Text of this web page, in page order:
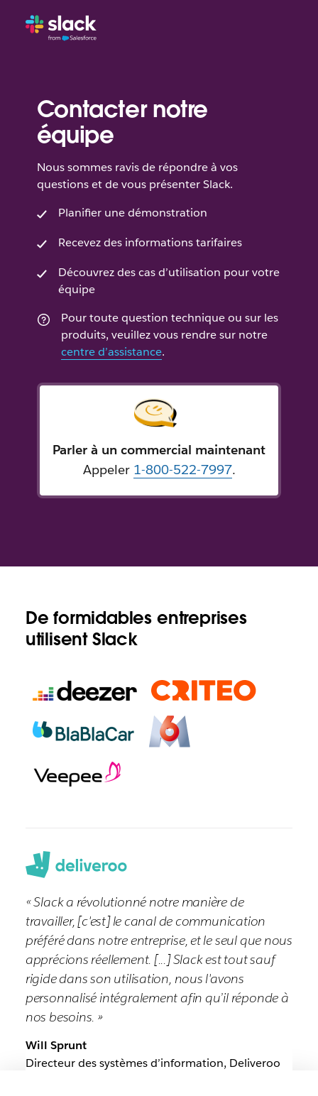
Contacter notre
équipe
Nous sommes ravis de répondre à vos
questions et de vous présenter Slack.
Planifier une démonstration
Recevez des informations tarifaires
Découvrez des cas d’utilisation pour votre
équipe
Pour toute question technique ou sur les
produits, veuillez vous rendre sur notre
centre d’assistance.
Parler à un commercial maintenant
Appeler 1-800-522-7997.
De formidables entreprises
utilisent Slack
« Slack a révolutionné notre manière de
travailler, [c'est] le canal de communication
préféré dans notre entreprise, et le seul que nous
apprécions réellement. [...] Slack est tout sauf
rigide dans son utilisation, nous l'avons
personnalisé intégralement afin qu’il réponde à
nos besoins. »
Will Sprunt
Directeur des systèmes d’information, Deliveroo